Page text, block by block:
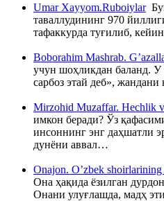
Umar Xayyom.Ruboiylar
таваллудининг 970
тафаккурда туғилиб,
Boborahim Mashrab.
учун шоҳликдан баланд.
сарбоз этай деб»,
Mirzohid Muzaffar. Hechlik
имкон беради? Ўз
инсоннинг энг даҳшатли
дунёни аввал…
Onajon. O’zbek
Она ҳақида ёзилган
Онани улуғлашда, мадҳ